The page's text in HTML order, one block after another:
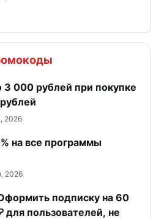
рублей при покупке
2026
на все программы
2026
подписку на 60
для пользователей, не